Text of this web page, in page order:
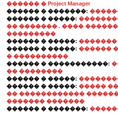
������ � Project Manager
������ � �������:
������ � �����:
�� ������� . ����
���������
������ � �����: �������
������ � �����: ������
� ����������
������ � �����������:
�� ��������
������ � �����:
������ � �����: �����
�� ������������
������� �������
������ � �������: